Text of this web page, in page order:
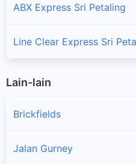
ABX Express Sri Petaling
Line Clear Express Sri
Lain-lain
Brickfields
Jalan Gurney